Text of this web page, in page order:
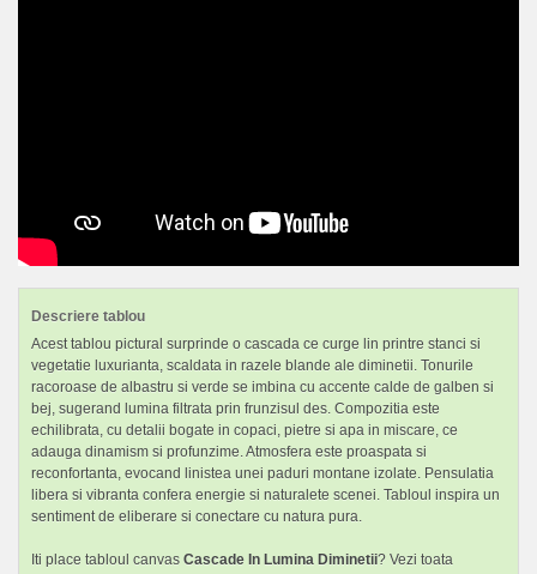
Descriere tablou
Acest tablou pictural surprinde o cascada ce curge lin printre stanci si
vegetatie luxurianta, scaldata in razele blande ale diminetii. Tonurile
racoroase de albastru si verde se imbina cu accente calde de galben si
bej, sugerand lumina filtrata prin frunzisul des. Compozitia este
echilibrata, cu detalii bogate in copaci, pietre si apa in miscare, ce
adauga dinamism si profunzime. Atmosfera este proaspata si
reconfortanta, evocand linistea unei paduri montane izolate. Pensulatia
libera si vibranta confera energie si naturalete scenei. Tabloul inspira un
sentiment de eliberare si conectare cu natura pura.
Iti place tabloul canvas Cascade In Lumina Diminetii? Vezi toata